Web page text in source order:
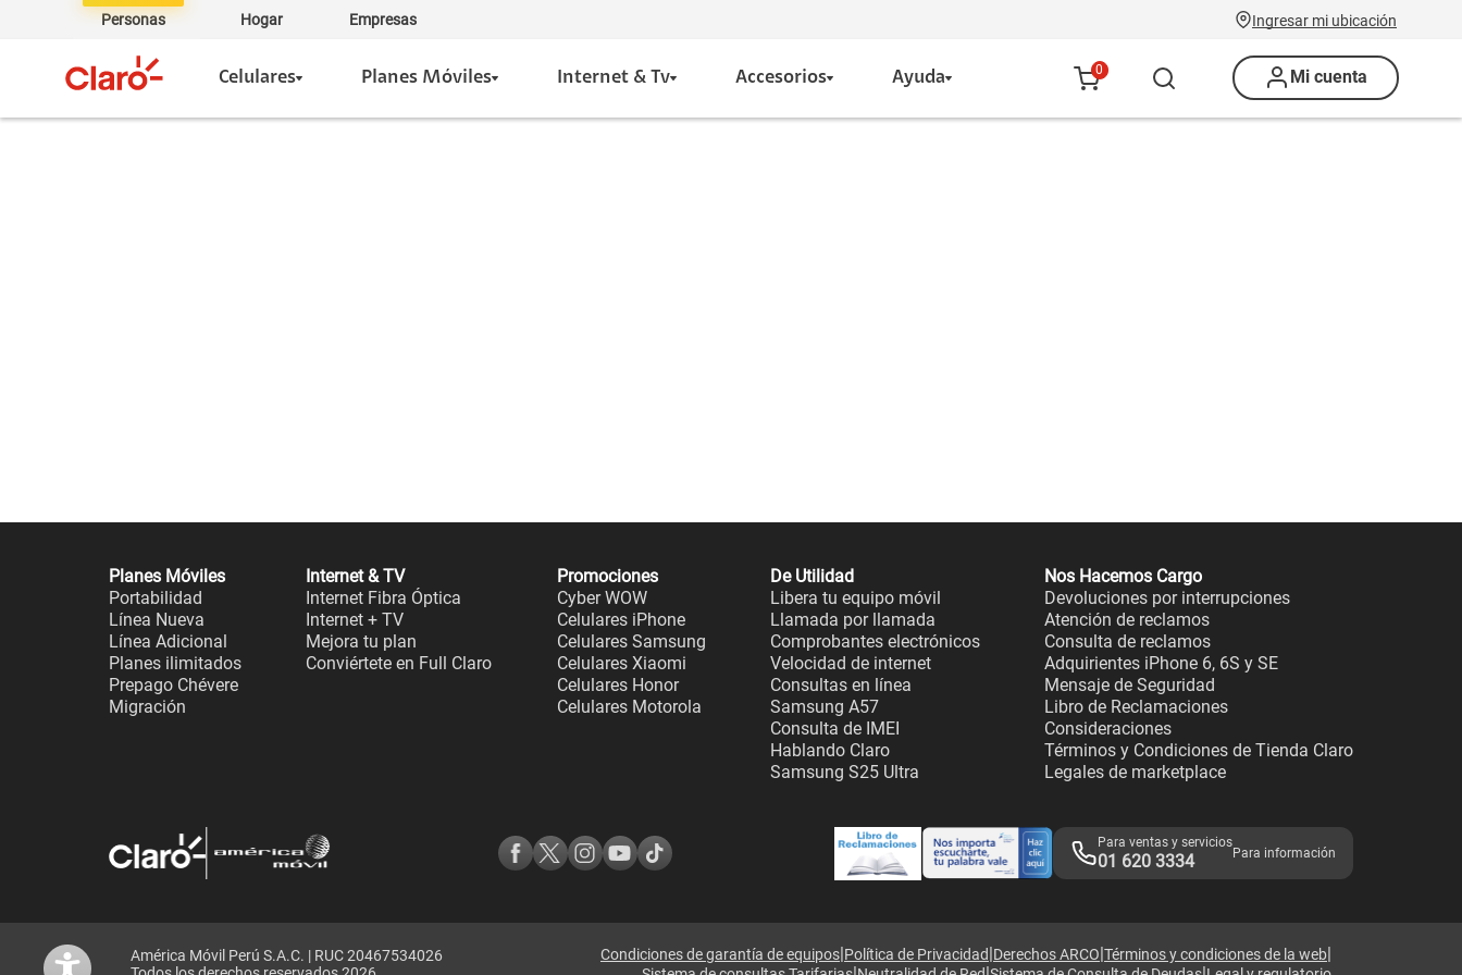
Personas Hogar Empresas Ingresar mi ubicación
Celulares Planes Móviles Internet & Tv Accesorios Ayuda 0 Mi cuenta
Planes Móviles
Portabilidad
Línea Nueva
Línea Adicional
Planes ilimitados
Prepago Chévere
Migración
Internet & TV
Internet Fibra Óptica
Internet + TV
Mejora tu plan
Conviértete en Full Claro
Promociones
Cyber WOW
Celulares iPhone
Celulares Samsung
Celulares Xiaomi
Celulares Honor
Celulares Motorola
De Utilidad
Libera tu equipo móvil
Llamada por llamada
Comprobantes electrónicos
Velocidad de internet
Consultas en línea
Samsung A57
Consulta de IMEI
Hablando Claro
Samsung S25 Ultra
Nos Hacemos Cargo
Devoluciones por interrupciones
Atención de reclamos
Consulta de reclamos
Adquirientes iPhone 6, 6S y SE
Mensaje de Seguridad
Libro de Reclamaciones
Consideraciones
Términos y Condiciones de Tienda Claro
Legales de marketplace
Para ventas y servicios
01 620 3334 Para información
América Móvil Perú S.A.C. | RUC 20467534026
Condiciones de garantía de equipos|Política de Privacidad|Derechos ARCO|Términos y condiciones de la web|